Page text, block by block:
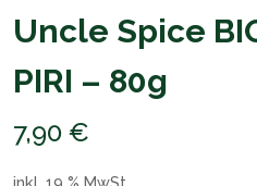
Uncle Spice
PIRI – 80g
7,90 €
inkl. 19 % MwSt.